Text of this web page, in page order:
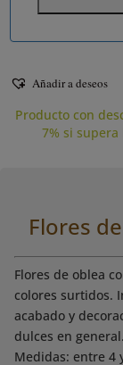
Añadir a deseos
Producto con
7% si supera
Flores
Flores de oblea
colores surtidos.
acabado y
dulces en general.
Medidas: entre 4